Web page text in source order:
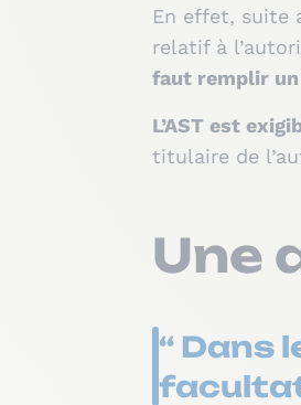
En effet, suite
relatif à
faut remplir
L’AST est
titulaire de
Une
“ Dans